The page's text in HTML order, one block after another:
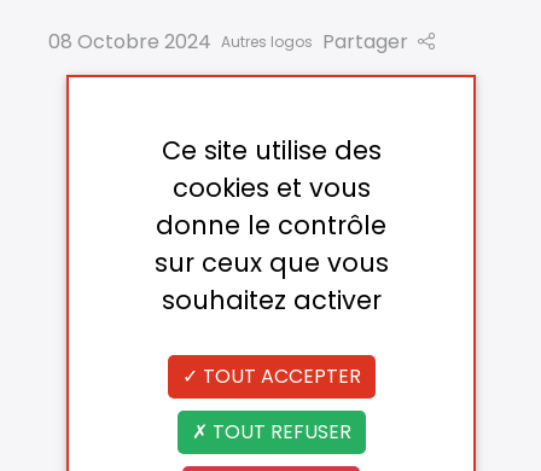
08 Octobre 2024 Autres logos Partager
Ce site utilise des
cookies et vous
donne le contrôle
sur ceux que vous
souhaitez activer
TOUT ACCEPTER
TOUT REFUSER